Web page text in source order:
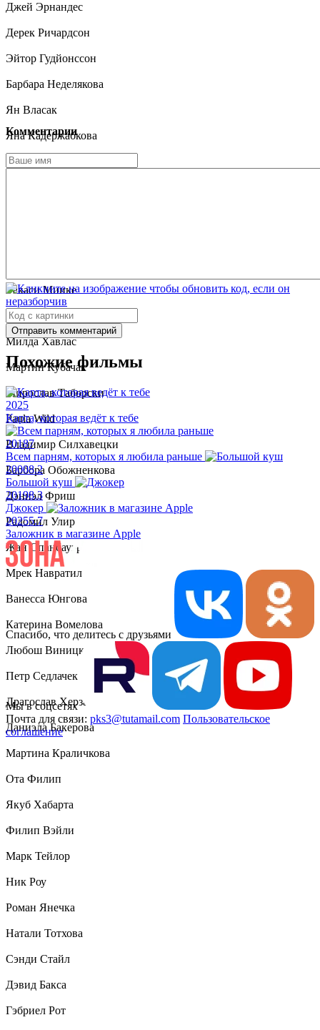
Джей Эрнандес
Дерек Ричардсон
Эйтор Гудйонссон
Барбара Неделякова
Ян Власак
Яна Кадержабкова
Дженнифер Лим
Такаси Миике
Патрик Зиго
Милда Хавлас
Мартин Кубачак
Мирослав Таборски
Paula Wild
Владимир Силхавецки
Барбора Обожненкова
Дэниэл Фриш
Радомил Улир
Жан Спанбауэр
Мрек Навратил
Ванесса Юнгова
Катерина Вомелова
Любош Виницки
Петр Седлачек
Драгослав Херзан
Даниэла Бакерова
Мартина Краличкова
Ота Филип
Якуб Хабарта
Филип Вэйли
Марк Тейлор
Ник Роу
Роман Янечка
Натали Тотхова
Сэнди Стайл
Дэвид Бакса
Гэбриел Рот
Комментарии
Отправить комментарий
Похожие фильмы
2025
Карта, которая ведёт к тебе
20187
Всем парням, которых я любила раньше
20008.2
Большой куш
20198.3
Джокер
20255.7
Заложник в магазине Apple
Спасибо, что делитесь с друзьями
Мы в соцсетях
Почта для связи: pks3@tutamail.com Пользовательское
соглашение